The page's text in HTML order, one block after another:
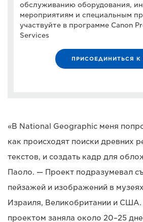
обслуживанию оборудования,
мероприятиям и специальным
участвуйте в программе Canon
Services
ПРИСОЕДИНИТЬСЯ К
«В National Geographic меня
как происходят поиски древних
текстов, и создать кадр для
Паоло. — Проект подразумевал
пейзажей и изображений в
Израиля, Великобритании и США.
проектом заняла около 20–25